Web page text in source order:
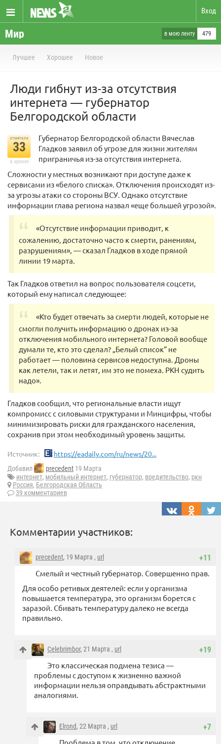
Вход
Мир в мою ленту 479
Лучшее Хорошее Новое
Люди гибнут из-за отсутствия
интернета — губернатор
Белгородской области
отметили
33
в архиве
Губернатор Белгородской области Вячеслав
Гладков заявил об угрозе для жизни жителям
приграничья из-за отсутствия интернета.
Сложности у местных возникают при доступе даже к
сервисами из «белого списка». Отключения происходят из-
за угрозы атаки со стороны ВСУ. Однако отсутствие
информации глава региона назвал «еще большей угрозой».
«Отсутствие информации приводит, к
сожалению, достаточно часто к смерти, ранениям,
разрушениям», — сказал Гладков в ходе прямой
линии 19 марта.
Так Гладков ответил на вопрос пользователя соцсети,
который ему написал следующее:
«Кто будет отвечать за смерти людей, которые не
смогли получить информацию о дронах из-за
отключения мобильного интернета? Головой вообще
думали те, кто это сделал? „Белый список“ не
работает — половина сервисов недоступна. Дроны
как летели, так и летят, им это не помеха. РКН судить
надо».
Гладков сообщил, что региональные власти ищут
компромисс с силовыми структурами и Минцифры, чтобы
минимизировать риски для гражданского населения,
сохранив при этом необходимый уровень защиты.
Источник: https://eadaily.com/ru/news/20...
Добавил precedent 19 Марта
интернет, мобильный интернет, губернатор, вредительство, ркн
Россия, Белгородская Область
39 комментариев
Комментарии участников:
+11
precedent, 19 Марта , url
Смелый и честный губернатор. Совершенно прав.
Для особо ретивых деятелей: если у организма
повышается температура, это организм борется с
заразой. Сбивать температуру далеко не всегда
правильно.
+19
Celebrimbor, 21 Марта , url
Это классическая подмена тезиса —
проблемы с доступом к жизненно важной
информации нельзя оправдывать абстрактными
аналогиями.
+7
Elrond, 22 Марта , url